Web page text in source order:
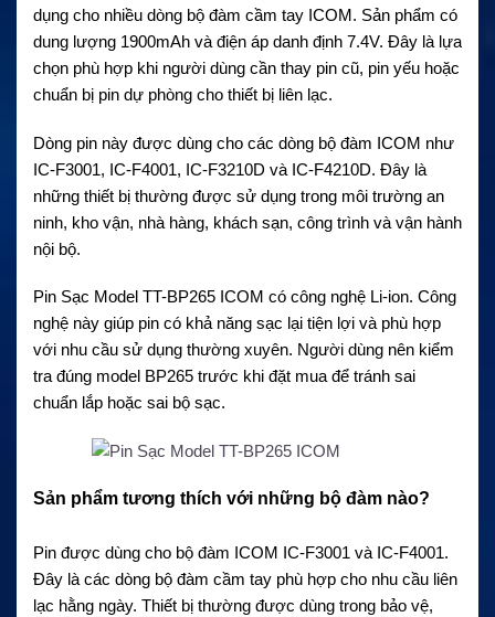
dụng cho nhiều dòng bộ đàm cầm tay ICOM. Sản phẩm có
dung lượng 1900mAh và điện áp danh định 7.4V. Đây là lựa
chọn phù hợp khi người dùng cần thay pin cũ, pin yếu hoặc
chuẩn bị pin dự phòng cho thiết bị liên lạc.
Dòng pin này được dùng cho các dòng bộ đàm ICOM như
IC-F3001, IC-F4001, IC-F3210D và IC-F4210D. Đây là
những thiết bị thường được sử dụng trong môi trường an
ninh, kho vận, nhà hàng, khách sạn, công trình và vận hành
nội bộ.
Pin Sạc Model TT-BP265 ICOM có công nghệ Li-ion. Công
nghệ này giúp pin có khả năng sạc lại tiện lợi và phù hợp
với nhu cầu sử dụng thường xuyên. Người dùng nên kiểm
tra đúng model BP265 trước khi đặt mua để tránh sai
chuẩn lắp hoặc sai bộ sạc.
Sản phẩm tương thích với những bộ đàm nào?
Pin được dùng cho bộ đàm ICOM IC-F3001 và IC-F4001.
Đây là các dòng bộ đàm cầm tay phù hợp cho nhu cầu liên
lạc hằng ngày. Thiết bị thường được dùng trong bảo vệ,